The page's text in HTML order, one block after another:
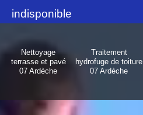
indisponible
Nettoyage
terrasse et pavé
07 Ardèche
Traitement
hydrofuge de toiture
07 Ardèche